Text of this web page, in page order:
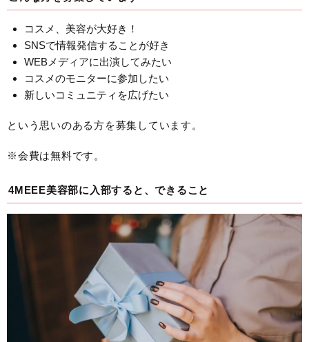
コスメ、美容が大好き！
SNSで情報発信することが好き
WEBメディアに出演してみたい
コスメのモニターに参加したい
新しいコミュニティを広げたい
という思いのある方を募集しています。
※会費は無料です。
4MEEE美容部に入部すると、できること